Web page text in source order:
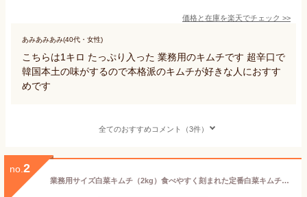
価格と在庫を楽天でチェック >>
あみあみあみ(40代・女性)
こちらは1キロ たっぷり入った 業務用のキムチです 超辛口で
韓国本土の味がするので本格派のキムチが好きな人におすす
めです
全てのおすすめコメント（3件）
no. 2
業務用サイズ白菜キムチ（2kg）食べやすく刻まれた定番白菜キムチです。韓国産まれの祖母が作る本格キムチに関西風の出汁を活かしました【キムチ 韓国料理 焼肉 本場 本格 キムチ鍋 大阪鶴橋 飲食店 辛すぎない ご飯のお供 おつまみ 同梱可能】【送料無料】【冷蔵】サタプラ